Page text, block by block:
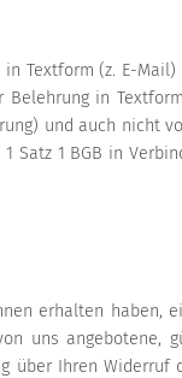
Textform (z. E-
in
und auch nicht
Satz 1 BGB in
erhalten haben,
uns angebotene,
Ihren Widerruf